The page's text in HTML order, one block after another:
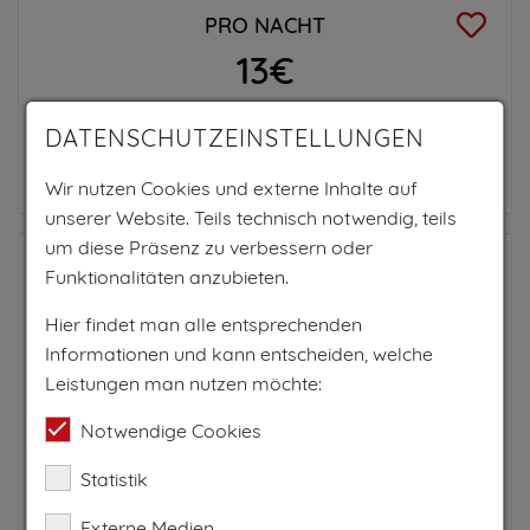
PRO NACHT
13€
DATENSCHUTZEINSTELLUNGEN
Wir nutzen Cookies und externe Inhalte auf
unserer Website. Teils technisch notwendig, teils
um diese Präsenz zu verbessern oder
Funktionalitäten anzubieten.
Hier findet man alle entsprechenden
Informationen und kann entscheiden, welche
Leistungen man nutzen möchte:
Notwendige Cookies
Statistik